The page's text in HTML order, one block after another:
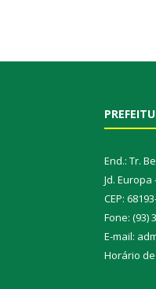
End.: Tr.
Jd.
CEP:
Fone: (93)
E-mail:
Horário